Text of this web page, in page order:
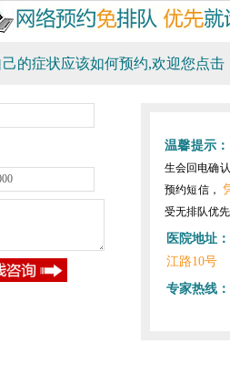
的症状应该如何预约,欢迎您点击
温馨提示：
生会回电确
预约短信，
受无排队优
医院地址：
江路10号
专家热线：